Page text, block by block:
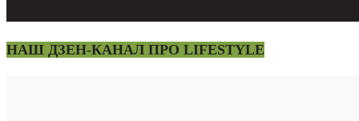
НАШ ДЗЕН-КАНАЛ ПРО LIFESTYLE